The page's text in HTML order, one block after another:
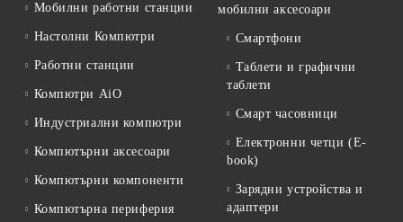
Мобилни работни станции
Настолни Компютри
Работни станции
Компютри AiO
Индустриални компютри
Компютърни аксесоари
Компютърни компоненти
Компютърна периферия
мобилни аксесоари
Смартфони
Таблети и графични
таблети
Смарт часовници
Електронни четци (E-
book)
Зарядни устройства и
адаптери